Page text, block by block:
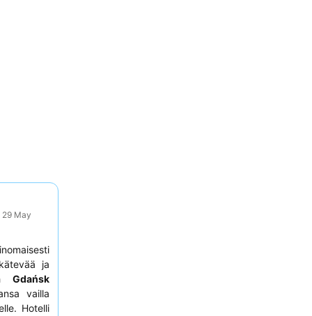
May
ja
Gdańsk
vailla
Hotelli